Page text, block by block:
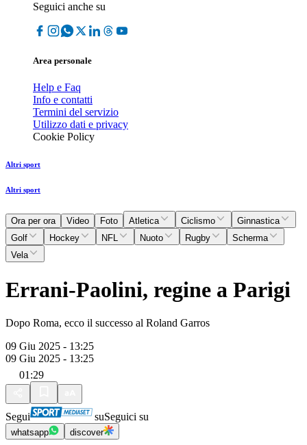
Seguici anche su
Area personale
Help e Faq
Info e contatti
Termini del servizio
Utilizzo dati e privacy
Cookie Policy
Altri sport
Altri sport
Ora per ora Video Foto Atletica Ciclismo
Ginnastica
Golf
Hockey NFL Nuoto Rugby
Scherma
Vela
Errani-Paolini, regine a Parigi
Dopo Roma, ecco il successo al Roland Garros
09 Giu 2025 - 13:25
09 Giu 2025 - 13:25
01:29
Segui suSeguici su
whatsapp discover